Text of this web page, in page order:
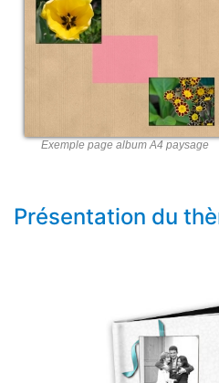
Exemple page album A4 paysage
Présentation du